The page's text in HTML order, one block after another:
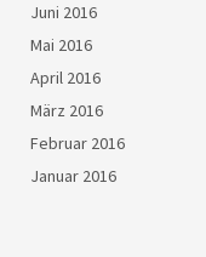
Juni 2016
Mai 2016
April 2016
März 2016
Februar 2016
Januar 2016